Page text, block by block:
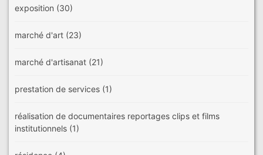
exposition (30)
marché d'art (23)
marché d'artisanat (21)
prestation de services (1)
réalisation de documentaires reportages clips et films
institutionnels (1)